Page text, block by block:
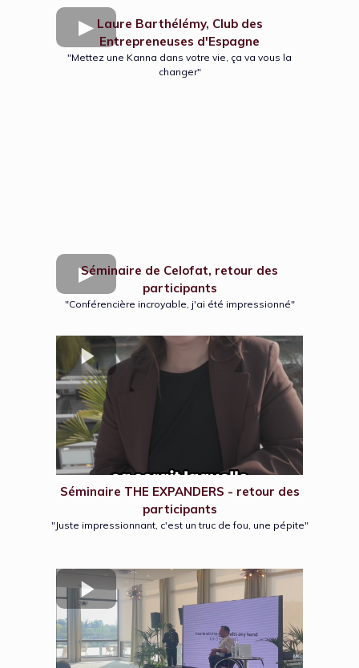
Laure Barthélémy, Club des
Entrepreneuses d'Espagne
"Mettez une Kanna dans votre vie, ça va vous la
changer"
Séminaire de Celofat, retour des
participants
"Conférencière incroyable, j'ai été impressionné"
Séminaire THE EXPANDERS - retour des
participants
"Juste impressionnant, c'est un truc de fou, une pépite"